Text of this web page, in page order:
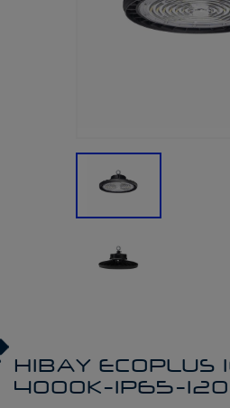
HIBAY ECOPLUS
4000K-IP65-120